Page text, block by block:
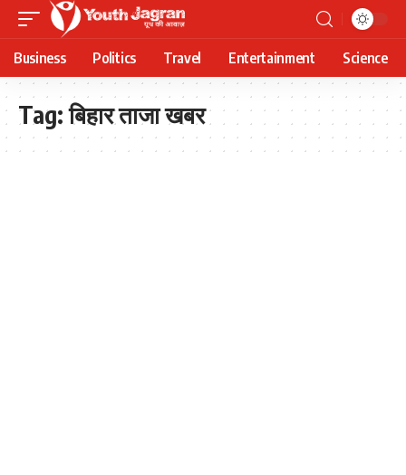
Business Politics Travel Entertainment Science
Tag:बिहार ताजा खबर